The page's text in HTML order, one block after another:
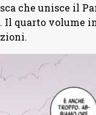
che unisce il
Il quarto volume